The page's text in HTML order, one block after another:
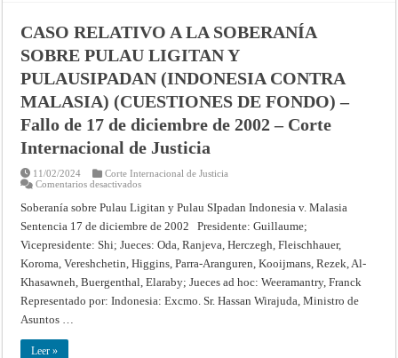
53
CASO RELATIVO A LA SOBERANÍA
SOBRE PULAU LIGITAN Y
PULAUSIPADAN (INDONESIA CONTRA
MALASIA) (CUESTIONES DE FONDO) –
Fallo de 17 de diciembre de 2002 – Corte
Internacional de Justicia
11/02/2024
Corte Internacional de Justicia
Comentarios desactivadosen
RELATIVO
A
LA
SOBRE
PULAU
LIGITAN
Y
PULAUSIPADAN
(INDONESIA
Soberanía sobre Pulau Ligitan y Pulau SIpadan Indonesia v. Malasia
Sentencia 17 de diciembre de 2002 Presidente: Guillaume;
Vicepresidente: Shi; Jueces: Oda, Ranjeva, Herczegh, Fleischhauer,
Koroma, Vereshchetin, Higgins, Parra-Aranguren, Kooijmans, Rezek, Al-
Khasawneh, Buergenthal, Elaraby; Jueces ad hoc: Weeramantry, Franck
Representado por: Indonesia: Excmo. Sr. Hassan Wirajuda, Ministro de
Asuntos …
Leer »